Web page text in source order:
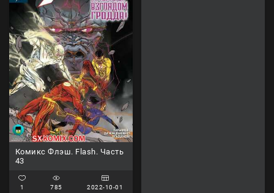
Комикс Флэш. Flash. Часть
43
1 785 2022-10-01